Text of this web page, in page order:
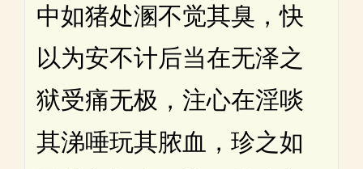
中如猪处溷不觉其臭，快
以为安不计后当在无泽之
狱受痛无极，注心在淫啖
其涕唾玩其脓血，珍之如